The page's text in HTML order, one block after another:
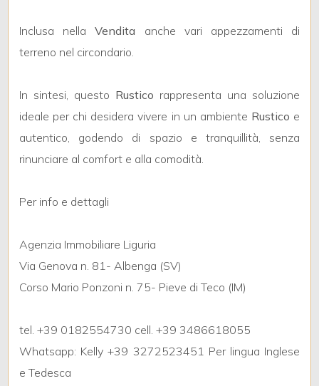
Inclusa nellaVendita anche vari appezzamenti di
terreno nel circondario.
In sintesi, questo Rustico rappresenta una soluzione
ideale per chi desidera vivere in un ambiente Rustico e
autentico, godendo di spazio e tranquillità, senza
rinunciare al comfort e alla comodità.
Per info e dettagli
Agenzia Immobiliare Liguria
Via Genova n. 81- Albenga (SV)
Corso Mario Ponzoni n. 75- Pieve di Teco (IM)
tel. +39 0182554730 cell. +39 3486618055
Whatsapp: Kelly +39 3272523451 Per lingua Inglese
e Tedesca
4
Altre
multiscelta
Giardino